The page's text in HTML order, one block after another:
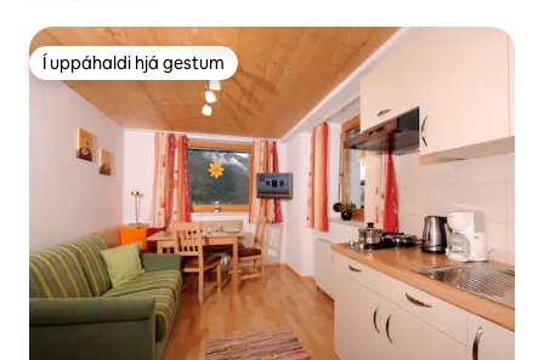
Í uppáhaldi hjá gestum
Í uppáhaldi hjá gestum